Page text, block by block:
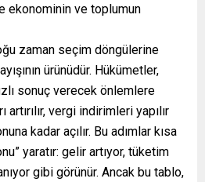
ekonominin ve toplumun
zaman seçim döngülerine
ürünüdür. Hükümetler,
sonuç verecek önlemlere
vergi indirimleri yapılır
kadar açılır. Bu adımlar kısa
yaratır: gelir artıyor, tüketim
gibi görünür. Ancak bu tablo,